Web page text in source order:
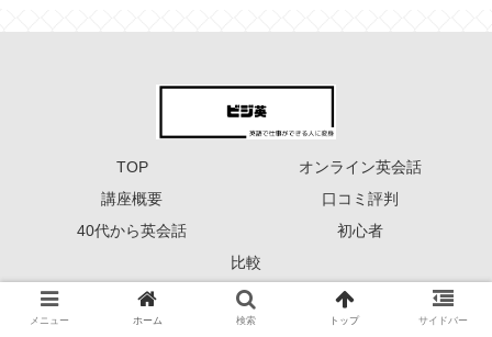
TOP
オンライン英会話
講座概要
口コミ評判
40代から英会話
初心者
比較
Copyright © 2023 ーーー ビジ英 ーーー All Rights Reserved.
メニュー ホーム 検索 トップ サイドバー